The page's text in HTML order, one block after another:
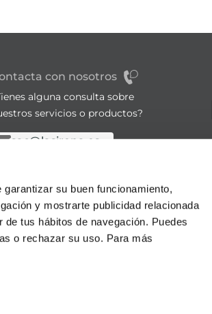
su buen funcionamiento,
y mostrarte publicidad relacionada
tus hábitos de navegación. Puedes
o rechazar su uso. Para más
con nosotros
alguna consulta sobre
servicios o productos?
sac@lasirena.es
tiendas abiertas el domingo